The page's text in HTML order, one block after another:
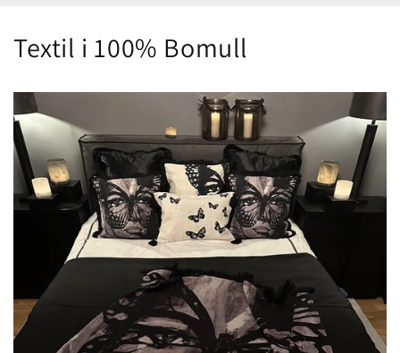
Textil i 100% Bomull